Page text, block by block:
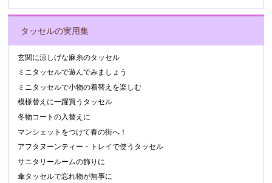
タッセルの実用集
玄関に涼しげな麻糸のタッセル
ミニタッセルで遊んでみましょう
ミニタッセルで小物の着替えを楽しむ
模様替えに一躍買うタッセル
冬物コートの入替えに
マンシェットをつけて春の街へ！
アフタヌーンティー・トレイで使うタッセル
サニタリールームの飾りに
傘タッセルで忘れ物が無事に